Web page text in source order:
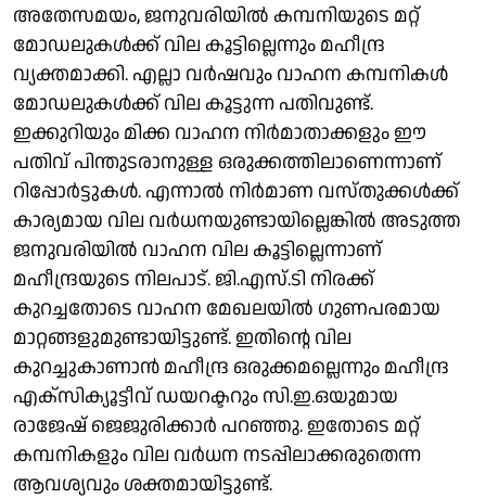
അതേസമയം, ജനുവരിയില്‍ കമ്പനിയുടെ മറ്റ്
മോഡലുകള്‍ക്ക് വില കൂട്ടില്ലെന്നും മഹീന്ദ്ര
വ്യക്തമാക്കി. എല്ലാ വര്‍ഷവും വാഹന കമ്പനികള്‍
മോഡലുകള്‍ക്ക് വില കൂട്ടുന്ന പതിവുണ്ട്.
ഇക്കുറിയും മിക്ക വാഹന നിര്‍മാതാക്കളും ഈ
പതിവ് പിന്തുടരാനുള്ള ഒരുക്കത്തിലാണെന്നാണ്
റിപ്പോര്‍ട്ടുകള്‍. എന്നാല്‍ നിര്‍മാണ വസ്തുക്കള്‍ക്ക്
കാര്യമായ വില വര്‍ധനയുണ്ടായില്ലെങ്കില്‍ അടുത്ത
ജനുവരിയില്‍ വാഹന വില കൂട്ടില്ലെന്നാണ്
മഹീന്ദ്രയുടെ നിലപാട്. ജി.എസ്.ടി നിരക്ക്
കുറച്ചതോടെ വാഹന മേഖലയില്‍ ഗുണപരമായ
മാറ്റങ്ങളുമുണ്ടായിട്ടുണ്ട്. ഇതിന്റെ വില
കുറച്ചുകാണാന്‍ മഹീന്ദ്ര ഒരുക്കമല്ലെന്നും മഹീന്ദ്ര
എക്‌സിക്യൂട്ടീവ് ഡയറക്ടറും സി.ഇ.ഒയുമായ
രാജേഷ് ജെജുരിക്കാര്‍ പറഞ്ഞു. ഇതോടെ മറ്റ്
കമ്പനികളും വില വര്‍ധന നടപ്പിലാക്കരുതെന്ന
ആവശ്യവും ശക്തമായിട്ടുണ്ട്.